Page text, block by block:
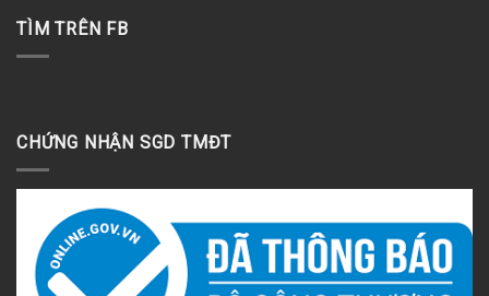
TÌM TRÊN FB
CHỨNG NHẬN SGD TMĐT